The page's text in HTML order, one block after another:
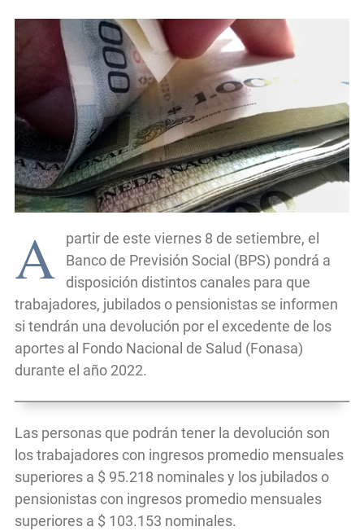
A
partir de este viernes 8 de setiembre, el
Banco de Previsión Social (BPS) pondrá a
disposición distintos canales para que
trabajadores, jubilados o pensionistas se informen
si tendrán una devolución por el excedente de los
aportes al Fondo Nacional de Salud (Fonasa)
durante el año 2022.
Las personas que podrán tener la devolución son
los trabajadores con ingresos promedio mensuales
superiores a $ 95.218 nominales y los jubilados o
pensionistas con ingresos promedio mensuales
superiores a $ 103.153 nominales.